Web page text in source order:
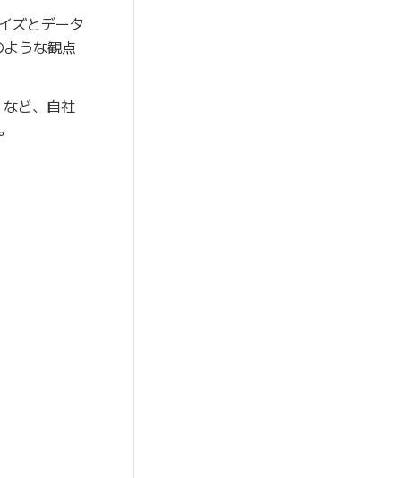
ズとデータ
うな観点
ど、自社